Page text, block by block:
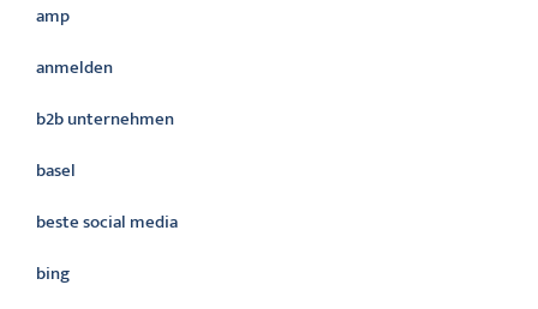
amp
anmelden
b2b unternehmen
basel
beste social media
bing